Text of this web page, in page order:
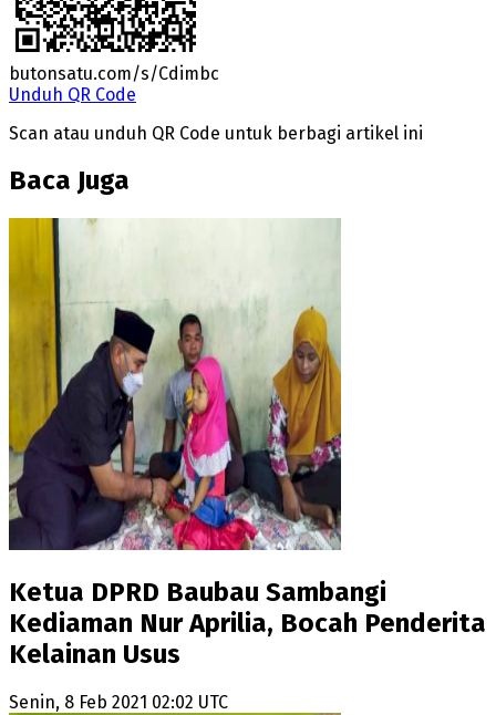
butonsatu.com/s/Cdimbc
Unduh QR Code
Scan atau unduh QR Code untuk berbagi artikel ini
Baca Juga
Ketua DPRD Baubau Sambangi
Kediaman Nur Aprilia, Bocah Penderita
Kelainan Usus
Senin, 8 Feb 2021 02:02 UTC